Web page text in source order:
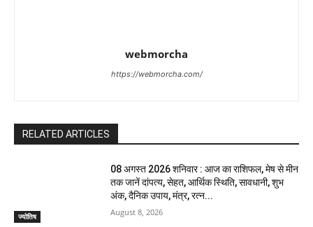
webmorcha
https://webmorcha.com/
RELATED ARTICLES
ज्योतिष
08 अगस्त 2026 शनिवार : आज का राशिफल, मेष से मीन
तक जानें दांपत्य, सेहत, आर्थिक स्थिति, सावधानी, शुभ
अंक, दैनिक उपाय, मंत्र, रत्न...
August 8, 2026